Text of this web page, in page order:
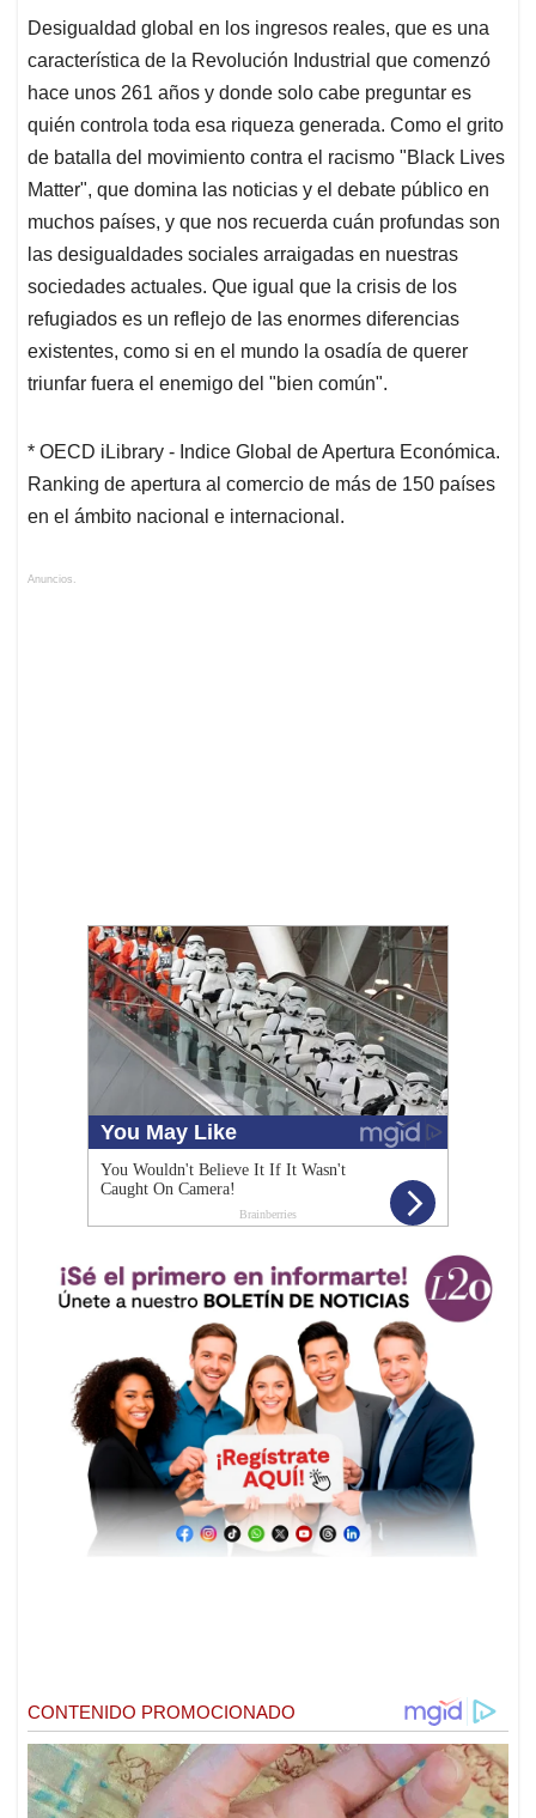
Desigualdad global en los ingresos reales, que es una
característica de la Revolución Industrial que comenzó
hace unos 261 años y donde solo cabe preguntar es
quién controla toda esa riqueza generada. Como el grito
de batalla del movimiento contra el racismo "Black Lives
Matter", que domina las noticias y el debate público en
muchos países, y que nos recuerda cuán profundas son
las desigualdades sociales arraigadas en nuestras
sociedades actuales. Que igual que la crisis de los
refugiados es un reflejo de las enormes diferencias
existentes, como si en el mundo la osadía de querer
triunfar fuera el enemigo del "bien común".
* OECD iLibrary - Indice Global de Apertura Económica.
Ranking de apertura al comercio de más de 150 países
en el ámbito nacional e internacional.
Anuncios.